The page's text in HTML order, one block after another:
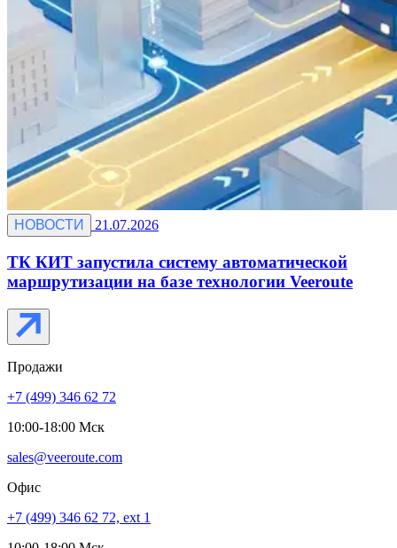
НОВОСТИ 21.07.2026
ТК КИТ запустила систему автоматической
маршрутизации на базе технологии Veeroute
Продажи
+7 (499) 346 62 72
10:00-18:00 Мск
sales@veeroute.com
Офис
+7 (499) 346 62 72, ext 1